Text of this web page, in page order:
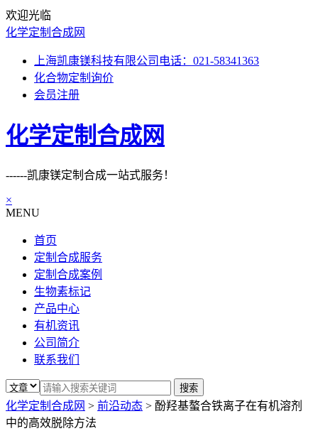
欢迎光临
化学定制合成网
上海凯康镁科技有限公司电话：021-58341363
化合物定制询价
会员注册
化学定制合成网
------凯康镁定制合成一站式服务！
×
MENU
首页
定制合成服务
定制合成案例
生物素标记
产品中心
有机资讯
公司简介
联系我们
化学定制合成网 > 前沿动态 > 酚羟基螯合铁离子在有机溶剂
中的高效脱除方法